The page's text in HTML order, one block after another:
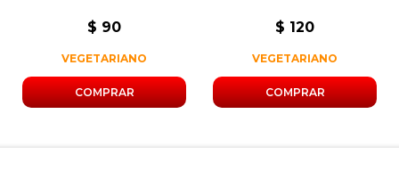
$ 90
VEGETARIANO
$ 120
VEGETARIANO